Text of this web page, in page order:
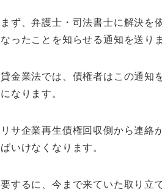
まず、弁護士・司法書士に解決を
なったことを知らせる通知を送り
貸金業法では、債権者はこの通知
になります。
リサ企業再生債権回収側から連絡
ばいけなくなります。
要するに、今まで来ていた取り立